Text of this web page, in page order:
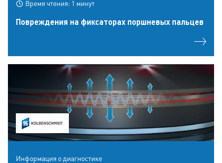
Время чтения: 1 минут
Повреждения на фиксаторах поршневых пальцев
Информация о диагностике